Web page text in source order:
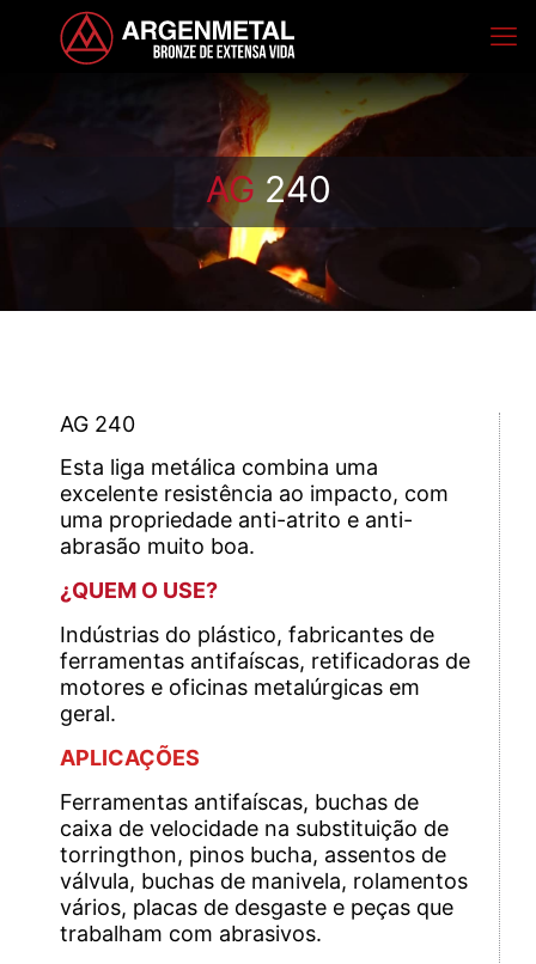
AG 240
AG 240
Esta liga metálica combina uma
excelente resistência ao impacto, com
uma propriedade anti-atrito e anti-
abrasão muito boa.
¿QUEM O USE?
Indústrias do plástico, fabricantes de
ferramentas antifaíscas, retificadoras de
motores e oficinas metalúrgicas em
geral.
APLICAÇÕES
Ferramentas antifaíscas, buchas de
caixa de velocidade na substituição de
torringthon, pinos bucha, assentos de
válvula, buchas de manivela, rolamentos
vários, placas de desgaste e peças que
trabalham com abrasivos.